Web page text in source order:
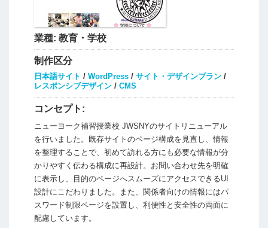
業種: 教育・学校
制作区分
日本語サイト / WordPress/ サイト・デザインプラン/
レスポンシブデザイン/ CMS
コンセプト:
ニューヨーク補習授業校 JWSNYのサイトリニューアル
を行いました。既存サイトのページ構成を見直し、情報
を整理することで、初めて訪れる方にも必要な情報が分
かりやすく伝わる構成に再設計。お問い合わせ先を明確
に表示し、目的のページへスムーズにアクセスできるUI
設計にこだわりました。また、関係者向けの情報にはパ
スワード制限ページを設置し、利便性と安全性の両面に
配慮しています。